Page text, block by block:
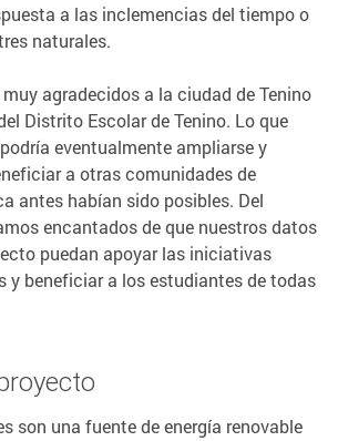
a las inclemencias del tiempo o
naturales.
agradecidos a la ciudad de Tenino
Distrito Escolar de Tenino. Lo que
eventualmente ampliarse y
a otras comunidades de
antes habían sido posibles. Del
encantados de que nuestros datos
puedan apoyar las iniciativas
y beneficiar a los estudiantes de todas
son una fuente de energía renovable